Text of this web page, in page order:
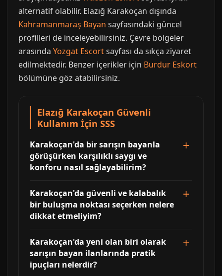
alternatif olabilir. Elazığ Karakoçan dışında
Kahramanmaraş Bayan sayfasındaki güncel
profilleri de inceleyebilirsiniz. Çevre bölgeler
arasında Yozgat Escortsayfası da sıkça ziyaret
edilmektedir. Benzer içerikler için Burdur Eskort
bölümüne göz atabilirsiniz.
Elazığ Karakoçan Güvenli
Kullanım İçin SSS
Karakoçan'da bir sarışın bayanla
görüşürken karşılıklı saygı ve
konforu nasıl sağlayabilirim?
Karakoçan'da güvenli ve kalabalık
bir buluşma noktası seçerken nelere
dikkat etmeliyim?
Karakoçan'da yeni olan biri olarak
sarışın bayan ilanlarında pratik
ipuçları nelerdir?